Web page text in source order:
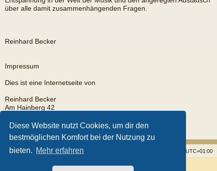
Diese Website nutzt Cookies, um dir den
bestmöglichen Komfort bei der Nutzung zu
bieten. Mehr erfahren
über alle damit zusammenhängenden Fragen.
Reinhard Becker
Impressum
Dies ist eine Internetseite von
Reinhard Becker
Am Hainberg 42
EMail: rb@fingerpicker.eu
Startseite Foren UTC+01:00
Powered byphpBB® Forum Software © phpBB Limited